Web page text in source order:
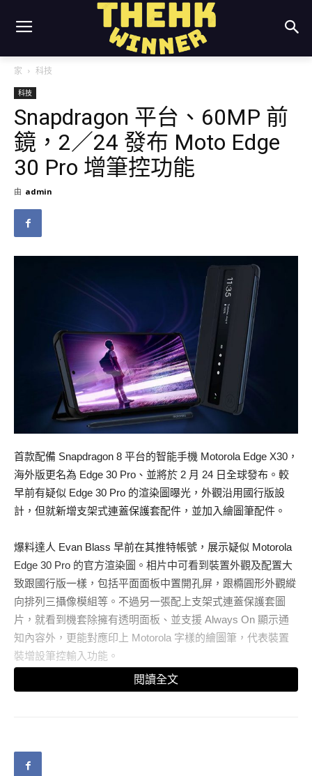
家 科技
科技
Snapdragon 平台、60MP 前
鏡，2／24 發布 Moto Edge
30 Pro 增筆控功能
由 admin
首款配備 Snapdragon 8 平台的智能手機 Motorola Edge X30，
海外版更名為 Edge 30 Pro、並將於 2 月 24 日全球發布。較
早前有疑似 Edge 30 Pro 的渲染圖曝光，外觀沿用國行版設
計，但就新增支架式連蓋保護套配件，並加入繪圖筆配件。
爆料達人 Evan Blass 早前在其推特帳號，展示疑似 Motorola
Edge 30 Pro 的官方渲染圖。相片中可看到裝置外觀及配置大
致跟國行版一樣，包括平面面板中置開孔屏，跟橢圓形外觀縱
向排列三攝像模組等。不過另一張配上支架式連蓋保護套圖
片，就看到機套除擁有透明面板、並支援 Always On 顯示通
知內容外，更能對應印上 Motorola 字樣的繪圖筆，代表裝置
裝增設筆控輸入功能。
閱讀全文